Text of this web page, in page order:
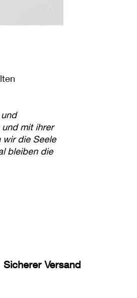
mit ihrer
wir die Seele
bleiben die
Sicherer Versand